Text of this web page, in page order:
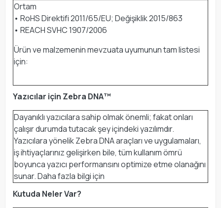
Ortam
• RoHS Direktifi 2011/65/EU; Değişiklik 2015/863
• REACH SVHC 1907/2006
Ürün ve malzemenin mevzuata uyumunun tam listesi
için:
Yazıcılar için Zebra DNA™
Dayanıklı yazıcılara sahip olmak önemli; fakat onları
çalışır durumda tutacak şey içindeki yazılımdır.
Yazıcılara yönelik Zebra DNA araçları ve uygulamaları,
iş ihtiyaçlarınız gelişirken bile, tüm kullanım ömrü
boyunca yazıcı performansını optimize etme olanağını
sunar. Daha fazla bilgi için
Kutuda Neler Var?